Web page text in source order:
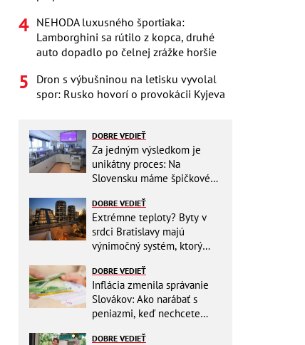
NEHODA luxusného športiaka:
Lamborghini sa rútilo z kopca, druhé
auto dopadlo po čelnej zrážke horšie
Dron s výbušninou na letisku vyvolal
spor: Rusko hovorí o provokácii Kyjeva
DOBRE VEDIEŤ
Za jedným výsledkom je
unikátny proces: Na
Slovensku máme špičkové
DOBRE VEDIEŤ
Extrémne teploty? Byty v
srdci Bratislavy majú
výnimočný systém, ktorý
DOBRE VEDIEŤ
Inflácia zmenila správanie
Slovákov: Ako narábať s
peniazmi, keď nechcete
DOBRE VEDIEŤ